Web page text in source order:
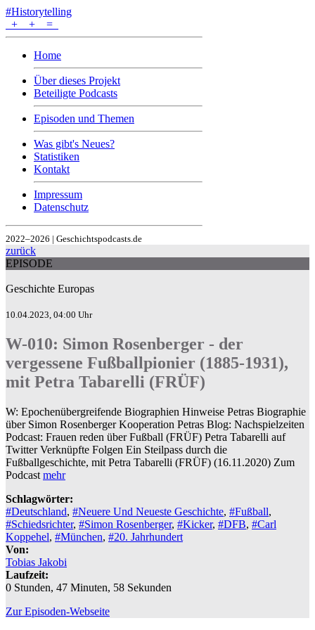
#Historytelling
+
+ =
Home
Über dieses Projekt
Beteiligte Podcasts
Episoden und Themen
Was gibt's Neues?
Statistiken
Kontakt
Impressum
Datenschutz
2022–2026 | Geschichtspodcasts.de
zurück
EPISODE
Geschichte Europas
10.04.2023, 04:00 Uhr
W-010: Simon Rosenberger - der
vergessene Fußballpionier (1885-1931),
mit Petra Tabarelli (FRÜF)
W: Epochenübergreifende Biographien Hinweise Petras Biographie
über Simon Rosenberger Kooperation Petras Blog: Nachspielzeiten
Podcast: Frauen reden über Fußball (FRÜF) Petra Tabarelli auf
Twitter Verknüpfte Folgen Ein Steilpass durch die
Fußballgeschichte, mit Petra Tabarelli (FRÜF) (16.11.2020) Zum
Podcast mehr
Schlagwörter:
#Deutschland, #Neuere Und Neueste Geschichte, #Fußball,
#Schiedsrichter, #Simon Rosenberger, #Kicker, #DFB, #Carl
Koppehel, #München, #20. Jahrhundert
Von:
Tobias Jakobi
Laufzeit:
0 Stunden, 47 Minuten, 58 Sekunden
Zur Episoden-Webseite